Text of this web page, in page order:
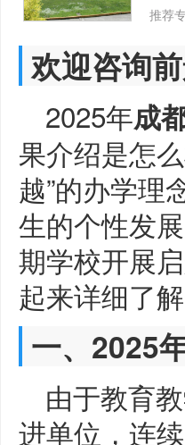
推荐
欢迎咨询
2025年成
果介绍是怎
越”的办学理
生的个性发
期学校开展
起来详细了解
一、2025
由于教育
进单位，连